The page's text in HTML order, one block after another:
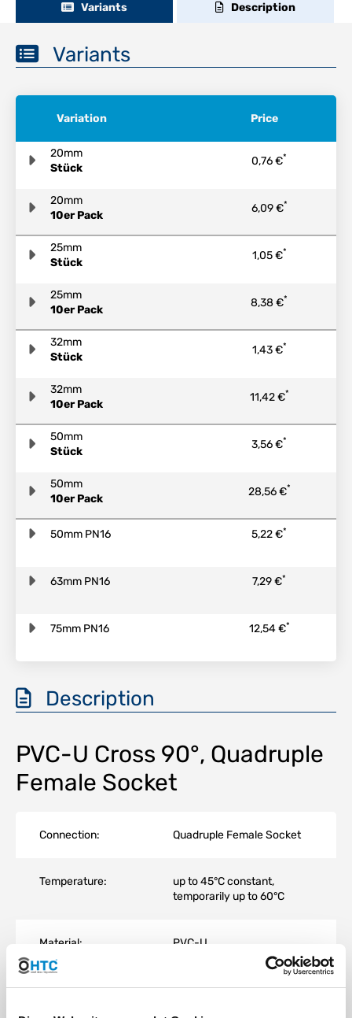
Variants Description
Variants
Variation Price
20mm
Stück
0,76 €*
20mm
10er Pack
6,09 €*
25mm
Stück
1,05 €*
25mm
10er Pack
8,38 €*
32mm
Stück
1,43 €*
32mm
10er Pack
11,42 €*
50mm
Stück
3,56 €*
50mm
10er Pack
28,56 €*
50mm PN16 5,22 €*
63mm PN16 7,29 €*
75mm PN16 12,54 €*
Description
PVC-U Cross 90°, Quadruple
Female Socket
Connection: Quadruple Female Socket
Temperature:
up to 45°C constant,
temporarily up to 60°C
Material: PVC-U
Color: Grey